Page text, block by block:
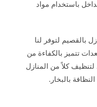
باستخدام مواد
بالقصيم لتوفر لنا
تتميز بالكفاءة من
كلاً من المنازل
بالبخار.